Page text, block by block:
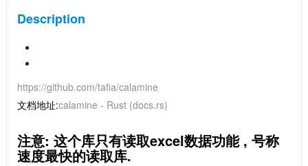
Description
https://github.com/tafia/calamine
文档地址:calamine - Rust (docs.rs)
注意: 这个库只有读取excel数据功能 , 号称
速度最快的读取库.